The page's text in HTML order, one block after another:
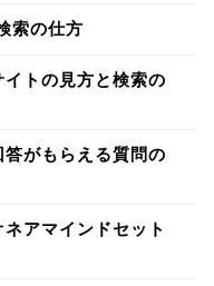
索の仕方
イトの見方と検索の
答がもらえる質問の
アマインドセット